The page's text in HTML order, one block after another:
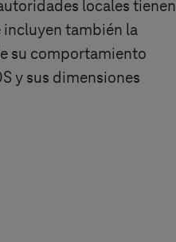
locales tienen
incluyen también la
su comportamiento
y sus dimensiones